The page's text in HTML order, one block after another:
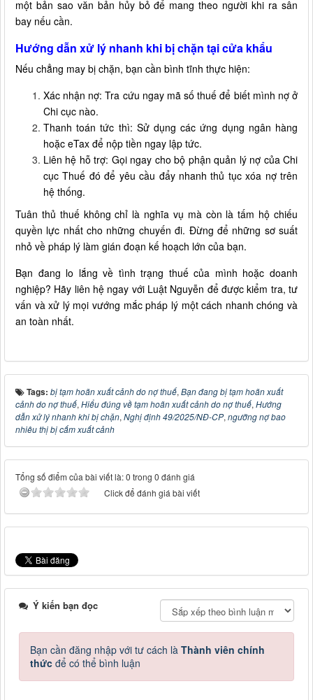
một bản sao văn bản hủy bỏ để mang theo người khi ra sân
bay nếu cần.
Hướng dẫn xử lý nhanh khi bị chặn tại cửa khẩu
Nếu chẳng may bị chặn, bạn cần bình tĩnh thực hiện:
Xác nhận nợ: Tra cứu ngay mã số thuế để biết mình nợ ở
Chi cục nào.
Thanh toán tức thì: Sử dụng các ứng dụng ngân hàng
hoặc eTax để nộp tiền ngay lập tức.
Liên hệ hỗ trợ: Gọi ngay cho bộ phận quản lý nợ của Chi
cục Thuế đó để yêu cầu đẩy nhanh thủ tục xóa nợ trên
hệ thống.
Tuân thủ thuế không chỉ là nghĩa vụ mà còn là tấm hộ chiếu
quyền lực nhất cho những chuyến đi. Đừng để những sơ suất
nhỏ về pháp lý làm gián đoạn kế hoạch lớn của bạn.
Bạn đang lo lắng về tình trạng thuế của mình hoặc doanh
nghiệp? Hãy liên hệ ngay với Luật Nguyễn để được kiểm tra, tư
vấn và xử lý mọi vướng mắc pháp lý một cách nhanh chóng và
an toàn nhất.
Tags: bị tạm hoãn xuất cảnh do nợ thuế, Bạn đang bị tạm hoãn xuất
cảnh do nợ thuế, Hiểu đúng về tạm hoãn xuất cảnh do nợ thuế, Hướng
dẫn xử lý nhanh khi bị chặn, Nghị định 49/2025/NĐ-CP, ngưỡng nợ bao
nhiêu thị bị cấm xuất cảnh
Tổng số điểm của bài viết là: 0 trong 0 đánh giá
Click để đánh giá bài viết
Ý kiến bạn đọc
Bạn cần đăng nhập với tư cách là Thành viên chính
thức để có thể bình luận